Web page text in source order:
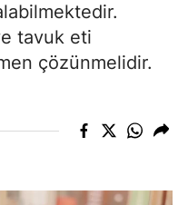
tavuk eti
çözünmelidir.